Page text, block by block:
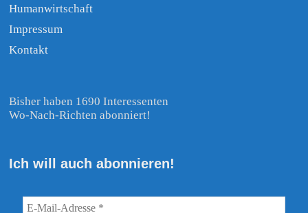
Humanwirtschaft
Impressum
Kontakt
Bisher haben 1690 Interessenten
Wo-Nach-Richten abonniert!
Ich will auch abonnieren!